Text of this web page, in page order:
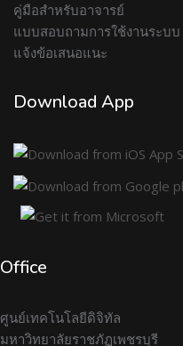
คู่มือสำหรับอาจารย์
แบบสอบถามการใช้งานระบบ
แจ้งข้อเสนอแนะ
Download App
Office
ศูนย์เทคโนโลยีดิจิทัล
มหาวิทยาลัยราชภัฏเพชรบุรี